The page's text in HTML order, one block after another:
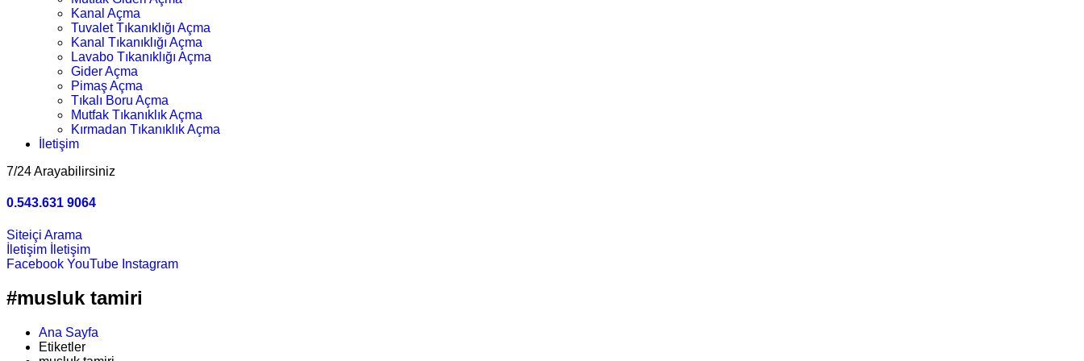
Kanal Açma
Tuvalet Tıkanıklığı Açma
Kanal Tıkanıklığı Açma
Lavabo Tıkanıklığı Açma
Gider Açma
Pimaş Açma
Tıkalı Boru Açma
Mutfak Tıkanıklık Açma
Kırmadan Tıkanıklık Açma
İletişim
7/24 Arayabilirsiniz
0.543.631 9064
Siteiçi Arama
İletişim
İletişim
Facebook YouTube Instagram
#musluk tamiri
Ana Sayfa
Etiketler